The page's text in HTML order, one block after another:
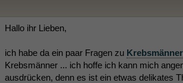
Hallo ihr Lieben,
ich habe da ein paar Fragen zu
Krebsmänner ... ich hoffe ich kann mich
ausdrücken, denn es ist ein etwas delikates